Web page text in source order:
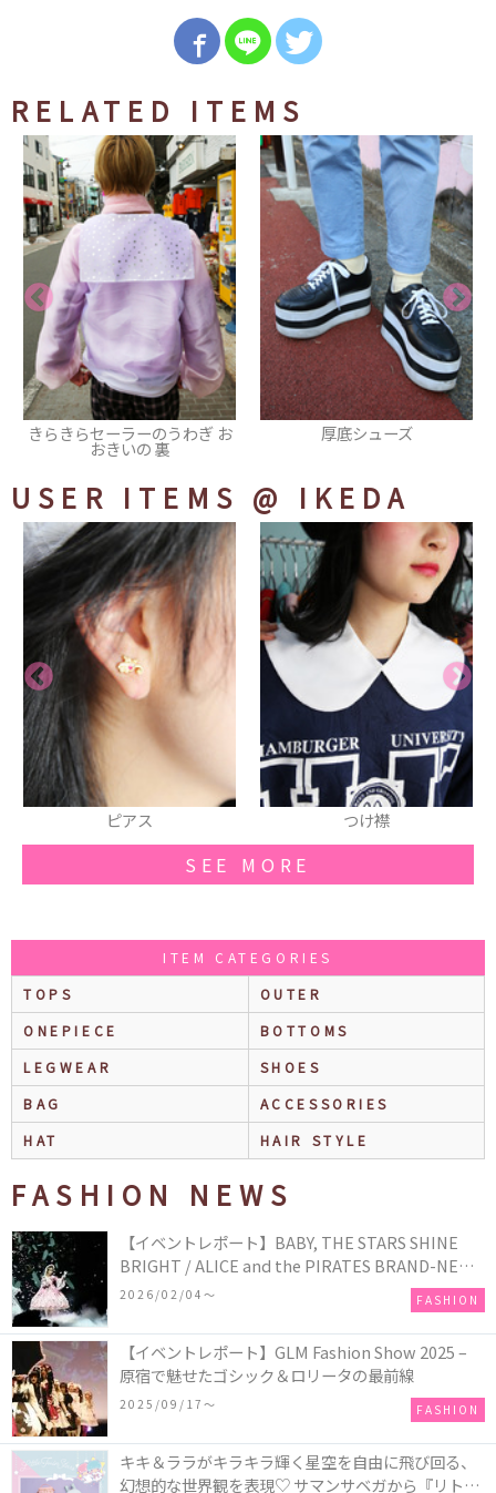
RELATED ITEMS
厚底シューズ スニーカー
USER ITEMS @ IKEDA
つけ襟 スウェット
SEE MORE
ITEM CATEGORIES
TOPS
OUTER
ONEPIECE
BOTTOMS
LEGWEAR
SHOES
BAG
ACCESSORIES
HAT
HAIR STYLE
FASHION NEWS
【イベントレポート】BABY, THE STARS SHINE
BRIGHT / ALICE and the PIRATES BRAND-NEW
COLLECTION in TOKYO
2026/02/04〜 FASHION
【イベントレポート】GLM Fashion Show 2025 –
原宿で魅せたゴシック＆ロリータの最前線
2025/09/17〜 FASHION
キキ＆ララがキラキラ輝く星空を自由に飛び回る、
幻想的な世界観を表現♡ サマンサベガから『リトル